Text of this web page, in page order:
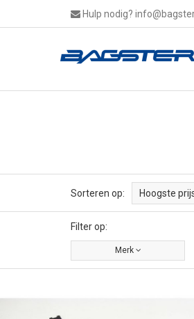
Hulp nodig?
Sorteren op: Hoogste
Filter op:
Merk